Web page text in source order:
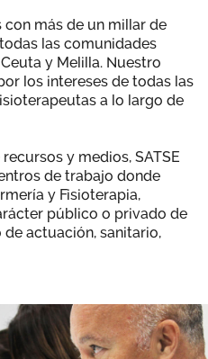
más de un millar de
las comunidades
y Melilla. Nuestro
los intereses de todas las
a lo largo de
y medios, SATSE
de trabajo donde
y Fisioterapia,
público o privado de
actuación, sanitario,